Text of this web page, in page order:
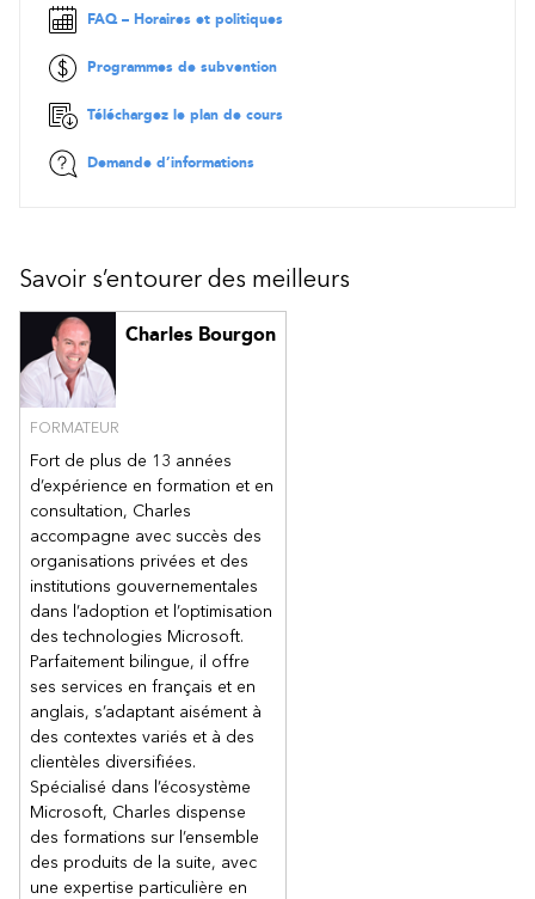
Bases de données avec Web API
Entity Framework
OData
Validation
Sécuriser Web API
CORS
Fonctionnalités avancées d'ASP.NET
Filters
Formatters, model binding
Custom Middleware
Adding a Custom Response Header
Checking for an API Key
JSON Patch
FAQ – Horaires et politiques
Programmes de subvention
Téléchargez le plan de cours
Demande d’informations
Savoir s’entourer des meilleurs
Charles Bourgon
FORMATEUR
Fort de plus de 13 années
d’expérience en formation et en
consultation, Charles
accompagne avec succès des
organisations privées et des
institutions gouvernementales
dans l’adoption et l’optimisation
des technologies Microsoft.
Parfaitement bilingue, il offre
ses services en français et en
anglais, s’adaptant aisément à
des contextes variés et à des
clientèles diversifiées.
Spécialisé dans l’écosystème
Microsoft, Charles dispense
des formations sur l’ensemble
des produits de la suite, avec
une expertise particulière en